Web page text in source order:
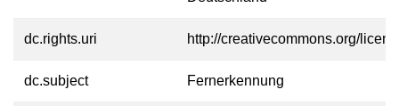
dc.rights.uri http://creativecommons.org/
dc.subject Fernerkennung